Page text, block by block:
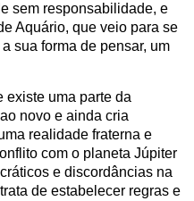
sem responsabilidade, e
Aquário, que veio para se
sua forma de pensar, um
existe uma parte da
novo e ainda cria
realidade fraterna e
com o planeta Júpiter
e discordâncias na
de estabelecer regras e